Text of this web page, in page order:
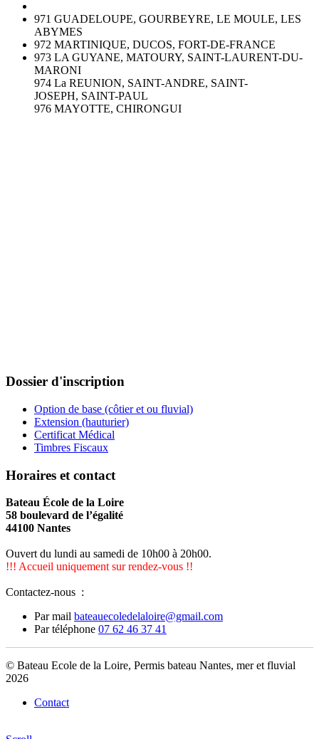
971 GUADELOUPE, GOURBEYRE, LE MOULE, LES
ABYMES
972 MARTINIQUE, DUCOS, FORT-DE-FRANCE
973 LA GUYANE, MATOURY, SAINT-LAURENT-DU-
MARONI
974 La REUNION, SAINT-ANDRE, SAINT-
JOSEPH, SAINT-PAUL
976 MAYOTTE, CHIRONGUI
Dossier d'inscription
Option de base (côtier et ou fluvial)
Extension (hauturier)
Certificat Médical
Timbres Fiscaux
Horaires et contact
Bateau École de la Loire
58 boulevard de l’égalité
44100 Nantes
Ouvert du lundi au samedi de 10h00 à 20h00.
!!! Accueil uniquement sur rendez-vous !!
Contactez-nous :
Par mail bateauecoledelaloire@gmail.com
Par téléphone 07 62 46 37 41
© Bateau Ecole de la Loire, Permis bateau Nantes, mer et fluvial
2026
Contact